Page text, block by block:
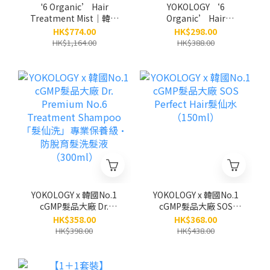
'6 Organic’ Hair
Treatment Mist│韓國
No.6天然有機植萃護髮噴
霧（免沖洗）
HK$774.00
HK$1,164.00
YOKOLOGY ‘6
Organic’ Hair
Treatment Mist│韓國
No.6天然有機植萃護髮噴
HK$298.00
HK$388.00
YOKOLOGY x 韓國No.1
cGMP髮品大廠 Dr.
Premium No.6
Treatment Shampoo
（300ml）
HK$358.00
HK$398.00
YOKOLOGY x 韓國No.1
cGMP髮品大廠 SOS
Perfect Hair髮仙水
（150ml）
HK$368.00
HK$438.00